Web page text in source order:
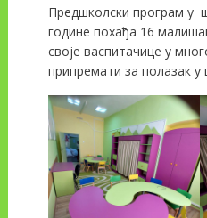
Предшколски програм у
године похађа 16
своје васпитачице у
припремати за полазак у